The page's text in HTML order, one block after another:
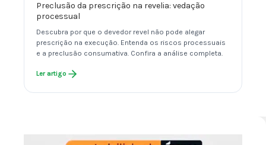
Preclusão da prescrição na revelia: vedação
processual
Descubra por que o devedor revel não pode alegar
prescrição na execução. Entenda os riscos processuais
e a preclusão consumativa. Confira a análise completa.
Ler artigo